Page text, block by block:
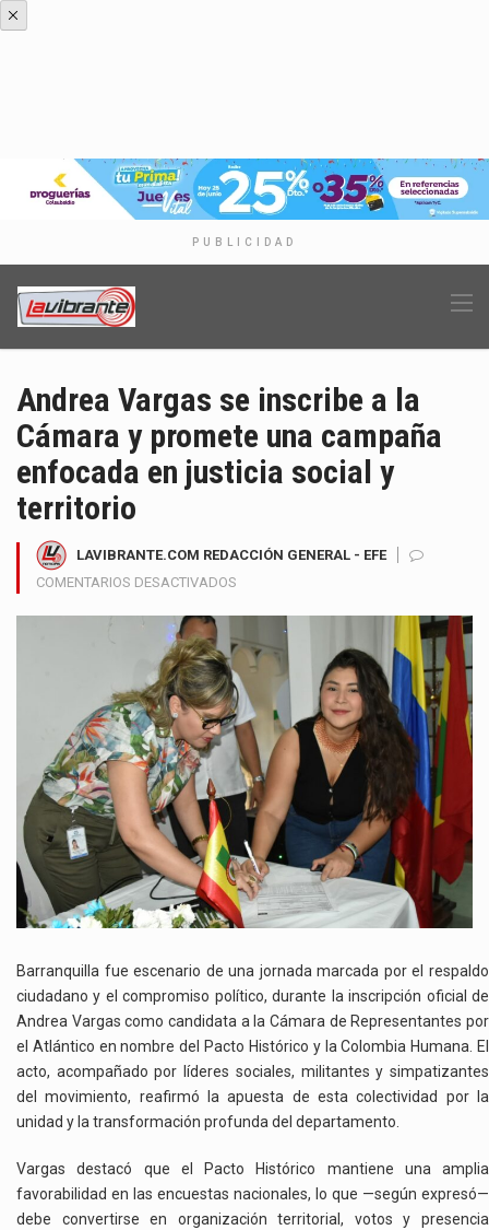
PUBLICIDAD
Andrea Vargas se inscribe a la
Cámara y promete una campaña
enfocada en justicia social y
territorio
LAVIBRANTE.COM REDACCIÓN GENERAL - EFE
COMENTARIOS DESACTIVADOS
VARGAS
SE
INSCRIBE
A
LA
CÁMARA
Y
PROMETE
UNA
CAMPAÑA
ENFOCADA
EN
JUSTICIA
SOCIAL
TERRITORIO
Barranquilla fue escenario de una jornada marcada por el respaldo
ciudadano y el compromiso político, durante la inscripción oficial de
Andrea Vargas como candidata a la Cámara de Representantes por
el Atlántico en nombre del Pacto Histórico y la Colombia Humana. El
acto, acompañado por líderes sociales, militantes y simpatizantes
del movimiento, reafirmó la apuesta de esta colectividad por la
unidad y la transformación profunda del departamento.
Vargas destacó que el Pacto Histórico mantiene una amplia
favorabilidad en las encuestas nacionales, lo que —según expresó—
debe convertirse en organización territorial, votos y presencia